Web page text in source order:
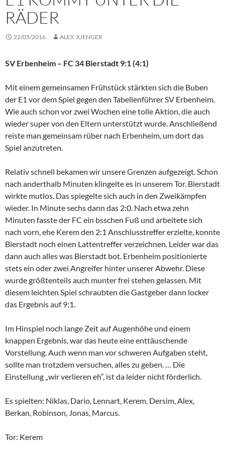
RÄDER
22/05/2016 ALEX JUENGER
SV Erbenheim – FC 34 Bierstadt 9:1 (4:1)
Mit einem gemeinsamen Frühstück stärkten sich die Buben
der E1 vor dem Spiel gegen den Tabellenführer SV Erbenheim.
Wie auch schon vor zwei Wochen eine tolle Aktion, die auch
wieder super von den Eltern unterstützt wurde. Anschließend
reiste man gemeinsam rüber nach Erbenheim, um dort das
Spiel anzutreten.
Relativ schnell bekamen wir unsere Grenzen aufgezeigt. Schon
nach anderthalb Minuten klingelte es in unserem Tor. Bierstadt
wirkte mutlos. Das spiegelte sich auch in den Zweikämpfen
wieder. In Minute sechs dann das 2:0. Nach etwa zehn
Minuten fasste der FC ein bsschen Fuß und arbeitete sich
nach vorn, ehe Kerem den 2:1 Anschlusstreffer erzielte, konnte
Bierstadt noch einen Lattentreffer verzeichnen. Leider war das
dann auch alles was Bierstadt bot. Erbenheim positionierte
stets ein oder zwei Angreifer hinter unserer Abwehr. Diese
wurde größtenteils auch munter frei stehen gelassen. Mit
diesem leichten Spiel schraubten die Gastgeber dann locker
das Ergebnis auf 9:1.
Im Hinspiel noch lange Zeit auf Augenhöhe und einem
knappen Ergebnis, war das heute eine enttäuschende
Vorstellung. Auch wenn man vor schweren Aufgaben steht,
sollte man trotzdem versuchen, alles zu geben. … Die
Einstellung „wir verlieren eh“, ist da leider nicht förderlich.
Es spielten: Niklas, Dario, Lennart, Kerem, Dersim, Alex,
Berkan, Robinson, Jonas, Marcus.
Tor: Kerem